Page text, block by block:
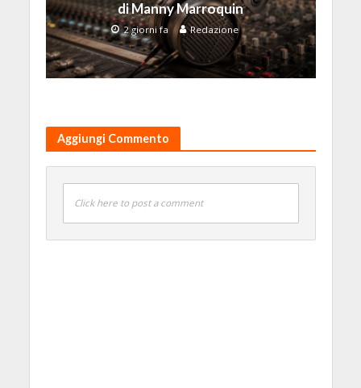
di Manny Marroquin
2 giorni fa Redazione
Aggiungi Commento
Click here to post a comment